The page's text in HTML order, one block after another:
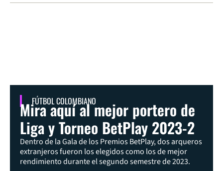
FÚTBOL COLOMBIANO
Mira aquí al mejor portero de
Liga y Torneo BetPlay 2023-2
Dentro de la Gala de los Premios BetPlay, dos arqueros
extranjeros fueron los elegidos como los de mejor
rendimiento durante el segundo semestre de 2023.